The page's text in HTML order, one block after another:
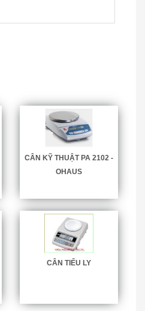
CÂN KỸ THUẬT PA 2102 -
OHAUS
CÂN TIỂU LY